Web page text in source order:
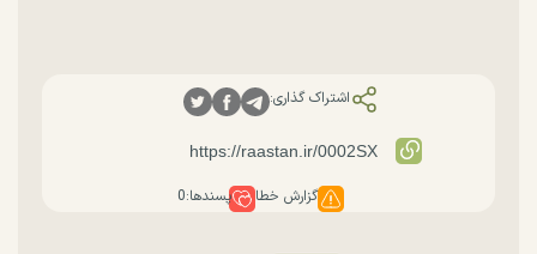
اشتراک گذاری:
گزارش خطا پسندها:0